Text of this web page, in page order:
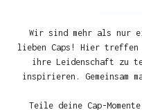
Wir sind mehr als nur
lieben Caps! Hier treffen
ihre Leidenschaft zu
inspirieren. Gemeinsam
Teile deine Cap-